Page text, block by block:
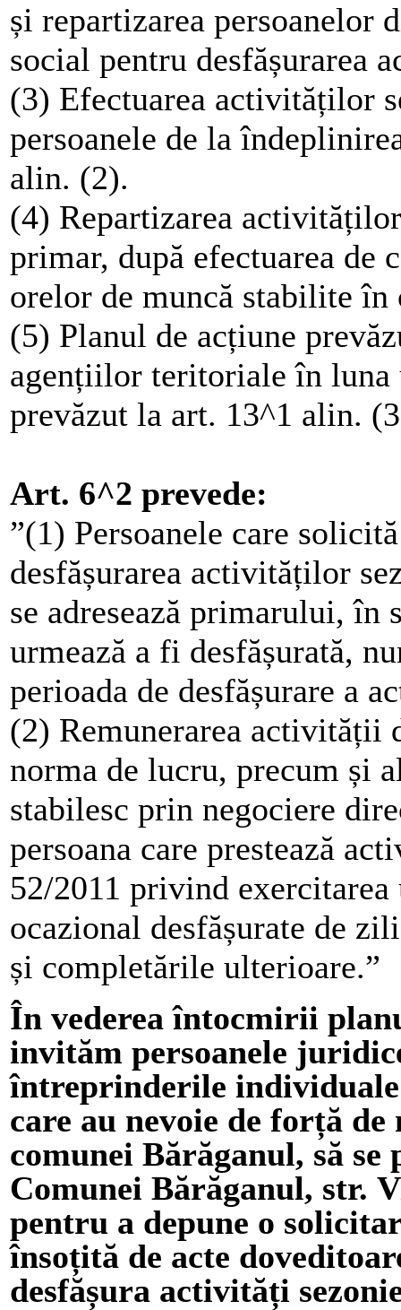
și repartizarea
social pentru desfășurarea
(3) Efectuarea activităților
persoanele de la
alin. (2).
(4) Repartizarea
primar, după efectuarea de
orelor de muncă stabilite
(5) Planul de acțiune
agențiilor teritoriale în luna
prevăzut la art. 13^1 alin.
Art. 6^2 prevede:
”(1) Persoanele care
desfășurarea activităților
se adresează primarului, în
urmează a fi desfășurată,
perioada de desfășurare a
(2) Remunerarea activității
norma de lucru, precum și
stabilesc prin negociere
persoana care prestează
52/2011 privind
ocazional desfășurate de
și completările ulterioare.”
În vederea întocmirii
invităm persoanele
întreprinderile
care au nevoie de forță
comunei Bărăganul, să
Comunei Bărăganul, str.
pentru a depune o
însoțită de acte
desfășura activități